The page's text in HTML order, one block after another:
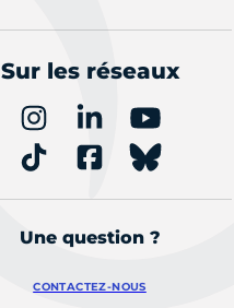
Sur les réseaux
Une question ?
CONTACTEZ-NOUS